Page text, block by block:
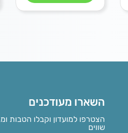
השארו מעודכנים
הצטרפו למועדון וקבלו הטבות
שווים